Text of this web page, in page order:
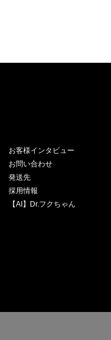
お客様インタビュー
お問い合わせ
発送先
採用情報
【AI】Dr.フクちゃん